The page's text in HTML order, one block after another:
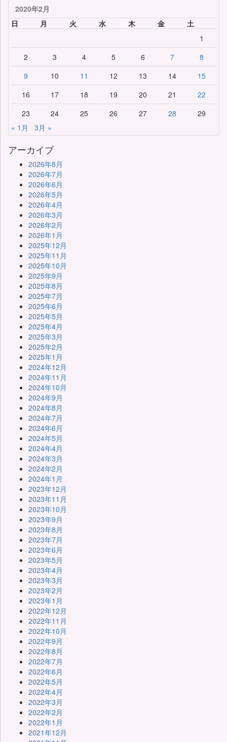
2020年2月
日
月 火 水 木 金
土
1
2
3 4 5 6 7
8
9
10 11 12 13 14
15
16
17 18 19 20 21
22
23
24 25 26 27 28
29
« 1月
3月 »
アーカイブ
2026年8月
2026年7月
2026年6月
2026年5月
2026年4月
2026年3月
2026年2月
2026年1月
2025年12月
2025年11月
2025年10月
2025年9月
2025年8月
2025年7月
2025年6月
2025年5月
2025年4月
2025年3月
2025年2月
2025年1月
2024年12月
2024年11月
2024年10月
2024年9月
2024年8月
2024年7月
2024年6月
2024年5月
2024年4月
2024年3月
2024年2月
2024年1月
2023年12月
2023年11月
2023年10月
2023年9月
2023年8月
2023年7月
2023年6月
2023年5月
2023年4月
2023年3月
2023年2月
2023年1月
2022年12月
2022年11月
2022年10月
2022年9月
2022年8月
2022年7月
2022年6月
2022年5月
2022年4月
2022年3月
2022年2月
2022年1月
2021年12月